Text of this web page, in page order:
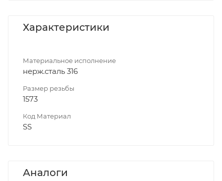
Характеристики
Материальное исполнение
нерж.сталь 316
Размер резьбы
1573
Код Материал
SS
Аналоги